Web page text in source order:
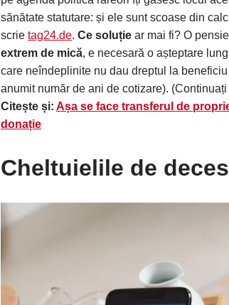
sănătate statutare: și ele sunt scoase din
scrie tag24.de. Ce soluție ar mai fi? O
extrem de mică, e necesară o așteptare
care neîndeplinite nu dau dreptul la
anumit număr de ani de cotizare).
Citește și: Așa se face transferul de
donație
Cheltuielile de